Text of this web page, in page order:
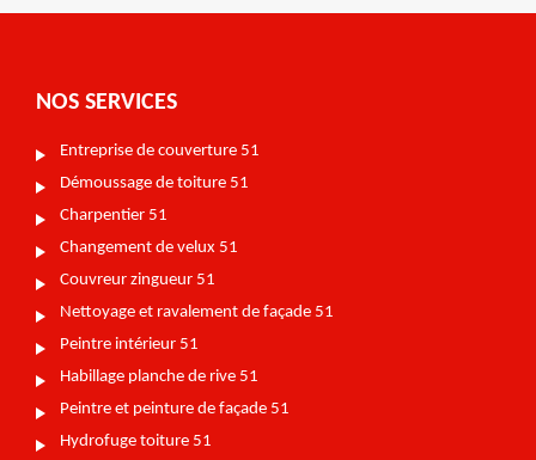
NOS SERVICES
Entreprise de couverture 51
Démoussage de toiture 51
Charpentier 51
Changement de velux 51
Couvreur zingueur 51
Nettoyage et ravalement de façade 51
Peintre intérieur 51
Habillage planche de rive 51
Peintre et peinture de façade 51
Hydrofuge toiture 51